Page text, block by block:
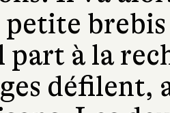
petite
part à la
défilent,